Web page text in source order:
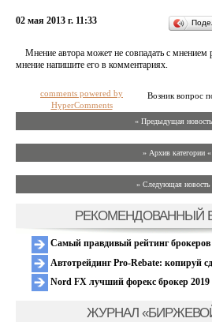
02 мая 2013 г. 11:33
Мнение автора может не совпадать с мнением
мнение напишите его в комментариях.
Возник вопрос
comments powered by
HyperComments
« Предыдущая
» Архив категории «
» Следующая новость
РЕКОМЕНДОВАННЫЙ
Самый правдивый рейтинг брокеров
Автотрейдинг Pro-Rebate: копируй
Nord FX лучший форекс брокер 2019
ЖУРНАЛ